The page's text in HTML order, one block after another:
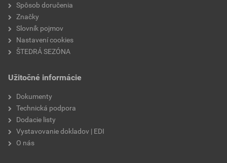
Spôsob doručenia
Značky
Slovník pojmov
Nastavení cookies
ŠTEDRÁ SEZÓNA
Užitočné informácie
Dokumenty
Technická podpora
Dodacie listy
Vystavovanie dokladov | EDI
O nás